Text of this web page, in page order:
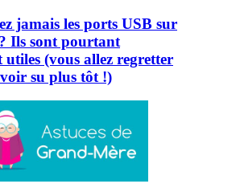
jamais les ports USB sur
Ils sont pourtant
utiles (vous allez regretter
su plus tôt !)